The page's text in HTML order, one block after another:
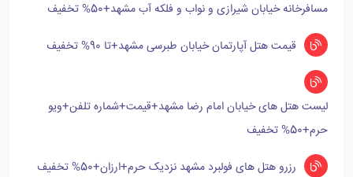
مسافرخانه خیابان شیرازی و نواب و فلکه آب مشهد+50% تخفیف
قیمت هتل آپارتمان خیابان طبرسی مشهد+تا 90% تخفیف
لیست هتل های خیابان امام رضا مشهد+قیمت+شماره تلفن+ویو
حرم+50% تخفیف
رزرو هتل های فولبرد مشهد نزدیک حرم+ارزان+50% تخفیف